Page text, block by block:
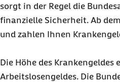
sorgt in der Regel die
finanzielle Sicherheit. Ab
und zahlen Ihnen
Die Höhe des
Arbeitslosengeldes. Die